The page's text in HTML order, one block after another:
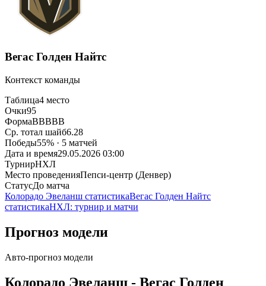
Вегас Голден Найтс
Контекст команды
Таблица4 место
Очки95
ФормаВВВВВ
Ср. тотал шайб6.28
Победы55% · 5 матчей
Дата и время29.05.2026 03:00
ТурнирНХЛ
Место проведенияПепси-центр (Денвер)
СтатусДо матча
Колорадо Эвеланш статистикаВегас Голден Найтс
статистикаНХЛ: турнир и матчи
Прогноз модели
Авто-прогноз модели
Колорадо Эвеланш - Вегас Голден